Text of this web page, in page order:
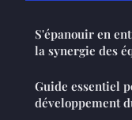
S'épanouir en
la synergie des
Guide essentiel
développement